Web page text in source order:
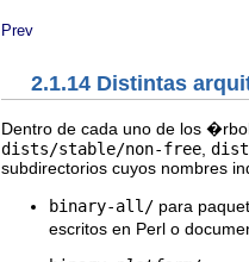
Prev
2.1.14 Distintas
Dentro de cada uno de los
dists/stable/non-free
subdirectorios cuyos nombres
binary-all/ para
escritos en Perl o